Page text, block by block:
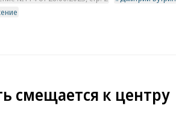
смещается к центру